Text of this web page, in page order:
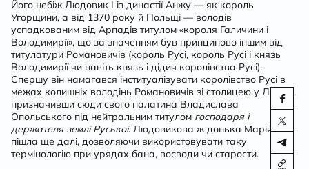
Його небіж Людовик І із династії Анжу — як король
Угорщини, а від 1370 року й Польщі — володів
успадкованим від Арпадів титулом «короля Галичини і
Володимирії», що за значенням був принципово іншим від
титулатури Романовичів (король Русі, король Русі і князь
Володимирії чи навіть князь і дідич королівства Русі).
Спершу він намагався інституалізувати королівство Русі в
межах колишніх володінь Романовичів зі столицею у Львові,
призначивши сюди свого палатина Владислава
Опольського під нейтральним титулом господаря і
держателя землі Руської. Людовикова ж донька Марія
пішла ще далі, дозволяючи використовувати таку
термінологію при урядах бана, воєводи чи старости.